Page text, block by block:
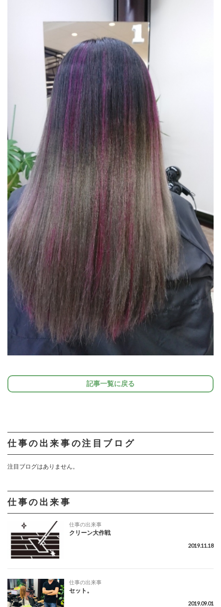
記事一覧に戻る
仕事の出来事の注目ブログ
注目ブログはありません。
仕事の出来事
仕事の出来事
クリーン大作戦
2019.11.18
仕事の出来事
セット。
2019.09.01